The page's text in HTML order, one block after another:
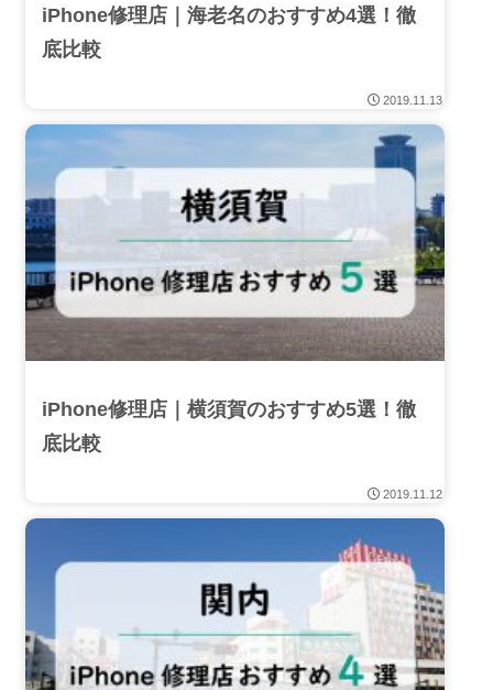
iPhone修理店｜海老名のおすすめ4選！徹
底比較
2019.11.13
iPhone修理店｜横須賀のおすすめ5選！徹
底比較
2019.11.12